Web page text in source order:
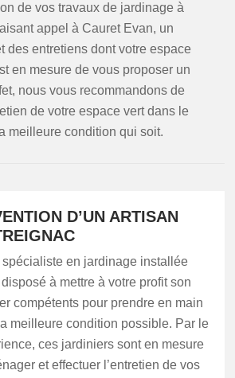
de vos travaux de jardinage à
appel à Cauret Evan, un
des entretiens dont votre espace
en mesure de vous proposer un
nous vous recommandons de
de votre espace vert dans le
meilleure condition qui soit.
D’UN ARTISAN
en jardinage installée
à mettre à votre profit son
compétents pour prendre en main
meilleure condition possible. Par le
ces jardiniers sont en mesure
et effectuer l’entretien de vos